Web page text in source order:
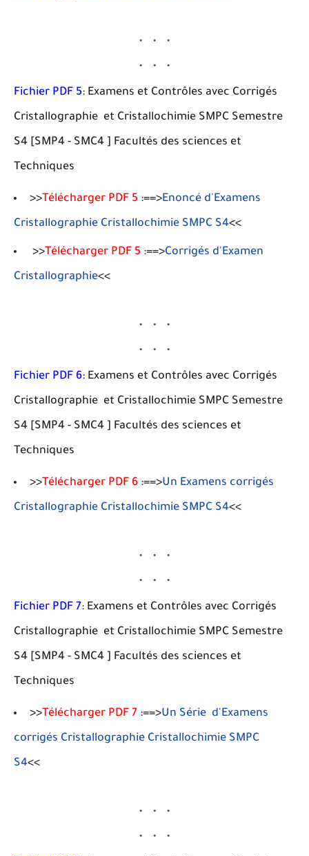
Fichier PDF 5: Examens et Contrôles avec Corrigés
Cristallographie et Cristallochimie SMPC Semestre
S4 [SMP4 - SMC4 ] Facultés des sciences et
Techniques
>>Télécharger PDF 5 :==>Enoncé d'Examens
Cristallographie Cristallochimie SMPC S4<<
>>Télécharger PDF 5 :==>Corrigés d'Examen
Cristallographie<<
Fichier PDF 6: Examens et Contrôles avec Corrigés
Cristallographie et Cristallochimie SMPC Semestre
S4 [SMP4 - SMC4 ] Facultés des sciences et
Techniques
>>Télécharger PDF 6 :==>Un Examens corrigés
Cristallographie Cristallochimie SMPC S4<<
Fichier PDF 7: Examens et Contrôles avec Corrigés
Cristallographie et Cristallochimie SMPC Semestre
S4 [SMP4 - SMC4 ] Facultés des sciences et
Techniques
>>Télécharger PDF 7 :==>Un Série d'Examens
corrigés Cristallographie Cristallochimie SMPC
S4<<